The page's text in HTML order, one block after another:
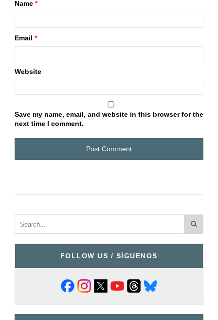
Name *
Email *
Website
Save my name, email, and website in this browser for the
next time I comment.
FOLLOW US / SÍGUENOS